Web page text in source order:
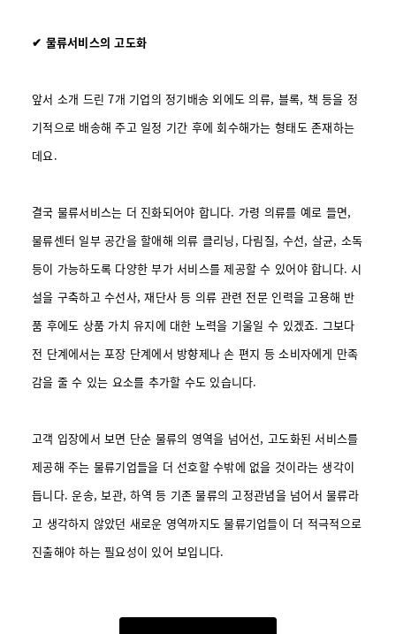
✔ 물류서비스의 고도화
앞서 소개 드린 7개 기업의 정기배송 외에도 의류, 블록, 책 등을 정
기적으로 배송해 주고 일정 기간 후에 회수해가는 형태도 존재하는
데요.
결국 물류서비스는 더 진화되어야 합니다. 가령 의류를 예로 들면,
물류센터 일부 공간을 할애해 의류 클리닝, 다림질, 수선, 살균, 소독
등이 가능하도록 다양한 부가 서비스를 제공할 수 있어야 합니다. 시
설을 구축하고 수선사, 재단사 등 의류 관련 전문 인력을 고용해 반
품 후에도 상품 가치 유지에 대한 노력을 기울일 수 있겠죠. 그보다
전 단계에서는 포장 단계에서 방향제나 손 편지 등 소비자에게 만족
감을 줄 수 있는 요소를 추가할 수도 있습니다.
고객 입장에서 보면 단순 물류의 영역을 넘어선, 고도화된 서비스를
제공해 주는 물류기업들을 더 선호할 수밖에 없을 것이라는 생각이
듭니다. 운송, 보관, 하역 등 기존 물류의 고정관념을 넘어서 물류라
고 생각하지 않았던 새로운 영역까지도 물류기업들이 더 적극적으로
진출해야 하는 필요성이 있어 보입니다.